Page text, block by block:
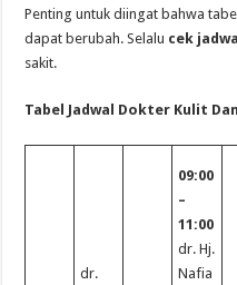
Penting untuk diingat bahwa
dapat berubah. Selalu cek
sakit.
Tabel Jadwal Dokter Kulit Dan
dr.
09:00
–
11:00
dr. Hj.
Nafia